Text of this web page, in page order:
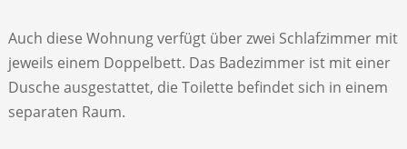
Auch diese Wohnung verfügt über zwei Schlafzimmer mit
jeweils einem Doppelbett. Das Badezimmer ist mit einer
Dusche ausgestattet, die Toilette befindet sich in einem
separaten Raum.